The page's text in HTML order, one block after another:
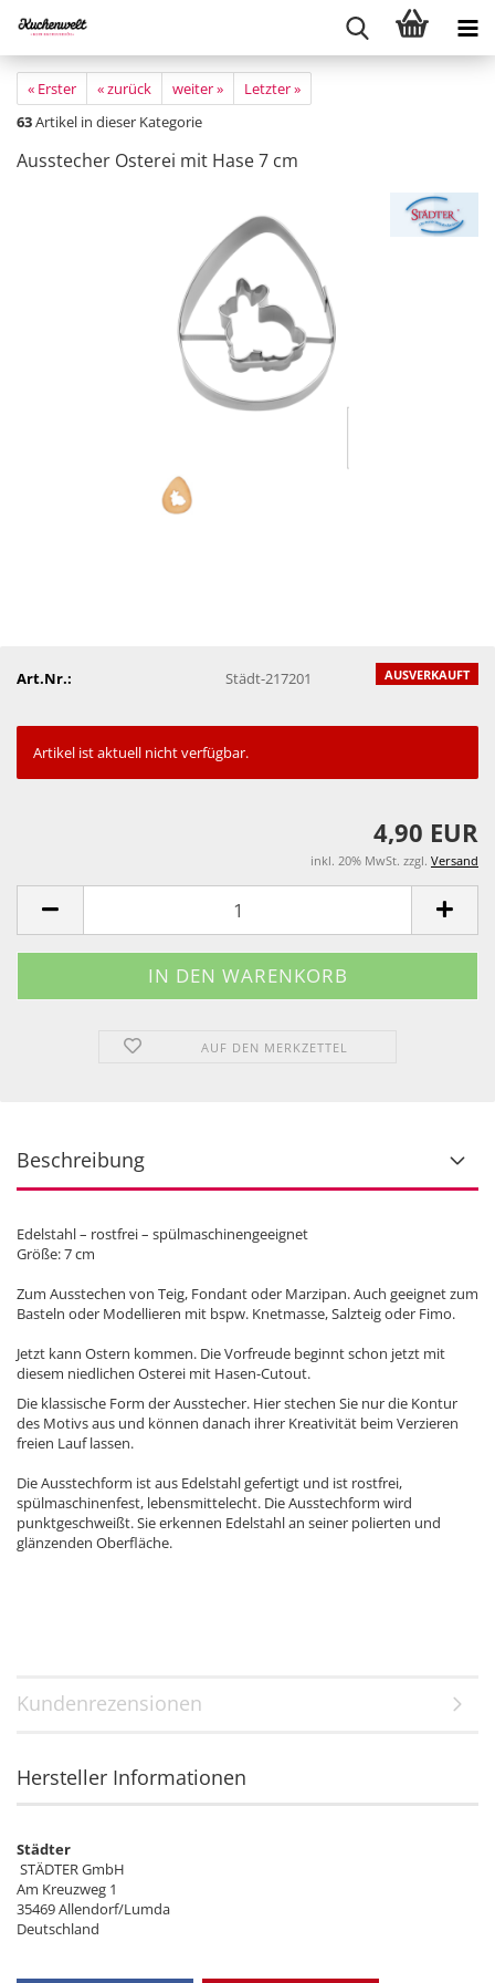
« Erster « zurück weiter »
Letzter »
63Artikel in dieser Kategorie
Ausstecher Osterei mit Hase 7 cm
AUSVERKAUFT
Art.Nr.: Städt-217201
Artikel ist aktuell nicht verfügbar.
4,90 EUR
inkl. 20% MwSt. zzgl. Versand
AUF DEN MERKZETTEL
Beschreibung
Edelstahl – rostfrei – spülmaschinengeeignet
Größe: 7 cm
Zum Ausstechen von Teig, Fondant oder Marzipan. Auch geeignet zum
Basteln oder Modellieren mit bspw. Knetmasse, Salzteig oder Fimo.
Jetzt kann Ostern kommen. Die Vorfreude beginnt schon jetzt mit
diesem niedlichen Osterei mit Hasen-Cutout.
Die klassische Form der Ausstecher. Hier stechen Sie nur die Kontur
des Motivs aus und können danach ihrer Kreativität beim Verzieren
freien Lauf lassen.
Die Ausstechform ist aus Edelstahl gefertigt und ist rostfrei,
spülmaschinenfest, lebensmittelecht. Die Ausstechform wird
punktgeschweißt. Sie erkennen Edelstahl an seiner polierten und
glänzenden Oberfläche.
Kundenrezensionen
Hersteller Informationen
Städter
STÄDTER GmbH
Am Kreuzweg 1
35469 Allendorf/Lumda
Deutschland